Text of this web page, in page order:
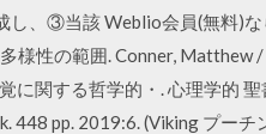
、③当該 Weblio会員(無料)
性の範囲. Conner, Matthew /
関する哲学的・. 心理学的 聖
pp. 2019:6. (Viking プーチ